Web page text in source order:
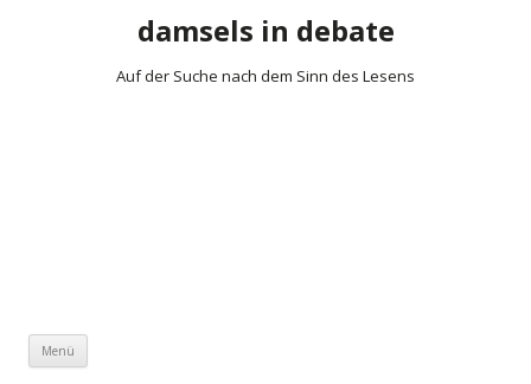
damsels in debate
Auf der Suche nach dem Sinn des Lesens
Menü